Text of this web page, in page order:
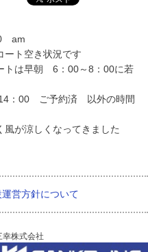
am
ト空き状況です
トは早朝 6：00～8：00に若
：00 ご予約済 以外の時間
くなってきました
営方針について
幸株式会社